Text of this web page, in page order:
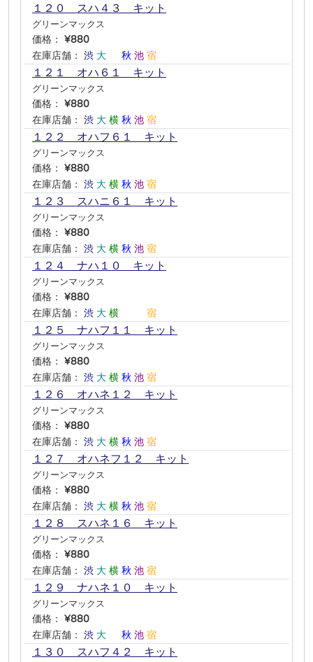
１２０ スハ４３ キット
グリーンマックス
価格： ¥880
在庫店舗： 渋 大 秋 池 宿
１２１ オハ６１ キット
グリーンマックス
価格： ¥880
在庫店舗： 渋 大 横 秋 池 宿
１２２ オハフ６１ キット
グリーンマックス
価格： ¥880
在庫店舗： 渋 大 横 秋 池 宿
１２３ スハニ６１ キット
グリーンマックス
価格： ¥880
在庫店舗： 渋 大 横 秋 池 宿
１２４ ナハ１０ キット
グリーンマックス
価格： ¥880
在庫店舗： 渋 大 横 宿
１２５ ナハフ１１ キット
グリーンマックス
価格： ¥880
在庫店舗： 渋 大 横 秋 池 宿
１２６ オハネ１２ キット
グリーンマックス
価格： ¥880
在庫店舗： 渋 大 横 秋 池 宿
１２７ オハネフ１２ キット
グリーンマックス
価格： ¥880
在庫店舗： 渋 大 横 秋 池 宿
１２８ スハネ１６ キット
グリーンマックス
価格： ¥880
在庫店舗： 渋 大 横 秋 池 宿
１２９ ナハネ１０ キット
グリーンマックス
価格： ¥880
在庫店舗： 渋 大 秋 池 宿
１３０ スハフ４２ キット